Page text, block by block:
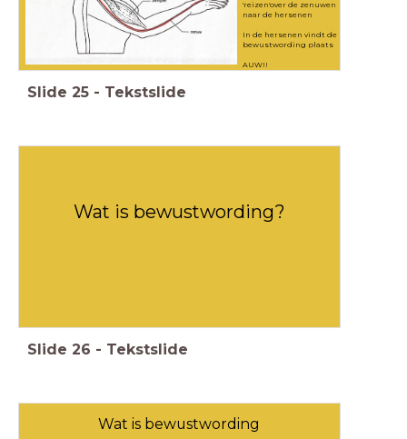
'reizen'over de zenuwen
naar de hersenen
In de hersenen vindt de
bewustwording plaats
AUW!!
Slide 25 - Tekstslide
Wat is bewustwording?
Slide 26 - Tekstslide
Wat is bewustwording